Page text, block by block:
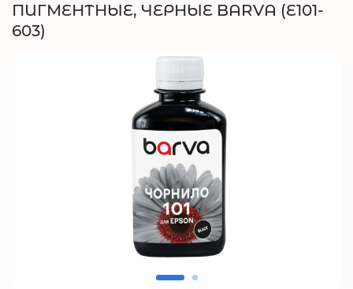
ПИГМЕНТНЫЕ, ЧЕРНЫЕ BARVA (E101-
603)